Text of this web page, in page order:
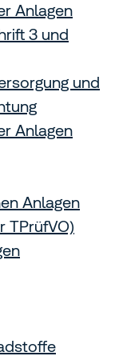
Anlagen
3 und
und
Anlagen
Anlagen
TPrüfVO)